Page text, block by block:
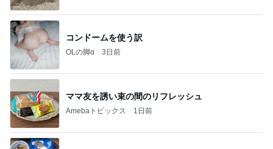
コンドームを使う訳
OLの脚α 3日前
ママ友を誘い束の間のリフレッシュ
Amebaトピックス 1日前